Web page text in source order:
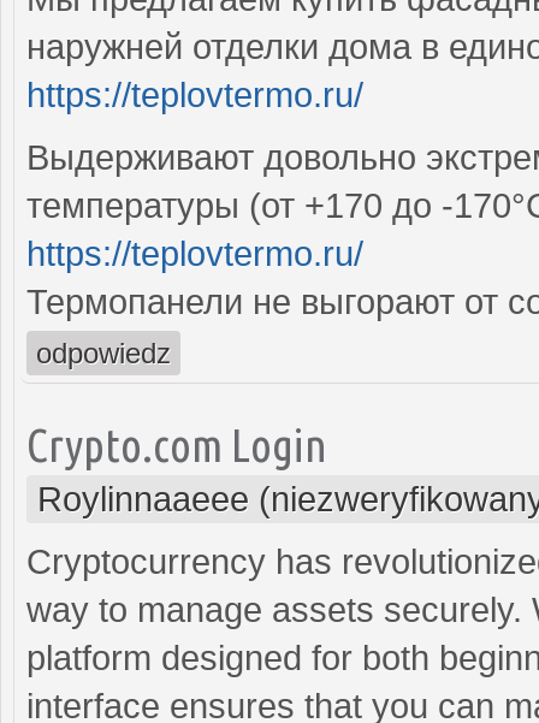
наружней отделки дома в
https://teplovtermo.ru/
Выдерживают довольно
температуры (от +170 до -
https://teplovtermo.ru/
Термопанели не выгорают от
odpowiedz
Crypto.com Login
Roylinnaaeee
Cryptocurrency has
way to manage assets
platform designed for both
interface ensures that you can